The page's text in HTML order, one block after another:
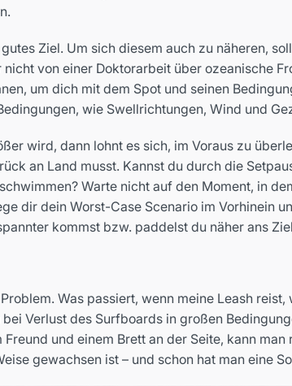
Ziel. Um sich diesem auch zu näheren,
von einer Doktorarbeit über ozeanische
um dich mit dem Spot und seinen
wie Swellrichtungen, Wind und
wird, dann lohnt es sich, im Voraus zu
an Land musst. Kannst du durch die
Warte nicht auf den Moment, in
dir dein Worst-Case Scenario im Vorhinein
kommst bzw. paddelst du näher ans
Was passiert, wenn meine Leash
Verlust des Surfboards in großen
und einem Brett an der Seite, kann
gewachsen ist – und schon hat man eine